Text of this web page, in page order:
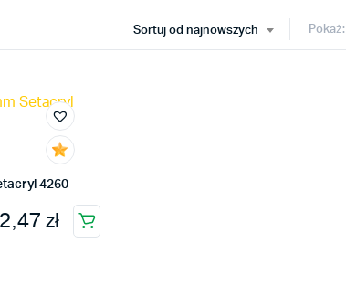
Sortuj od najnowszych Pokaż:
4260
zł
23,14 zł do 352,47 zł